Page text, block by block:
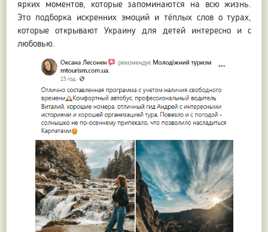
ярких моментов, которые запоминаются на всю жизнь.
Это подборка искренних эмоций и тёплых слов о турах,
которые открывают Украину для детей интересно и с
любовью.